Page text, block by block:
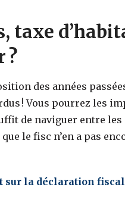
taxe
?
des années passées
! Vous pourrez les
de naviguer entre les
le fisc n’en a pas
sur la déclaration